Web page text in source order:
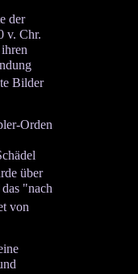
der
v. Chr.
Bilder
Orden
über
"nach
von